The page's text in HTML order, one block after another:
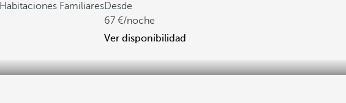
Habitaciones FamiliaresDesde
67
/noche
Ver disponibilidad